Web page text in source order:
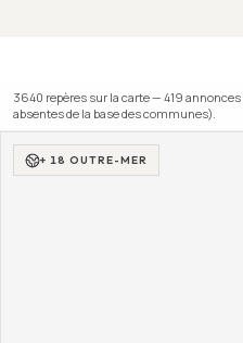
3640 repères sur la carte — 419 annonces
absentes de la base des communes).
+ 18 OUTRE-MER